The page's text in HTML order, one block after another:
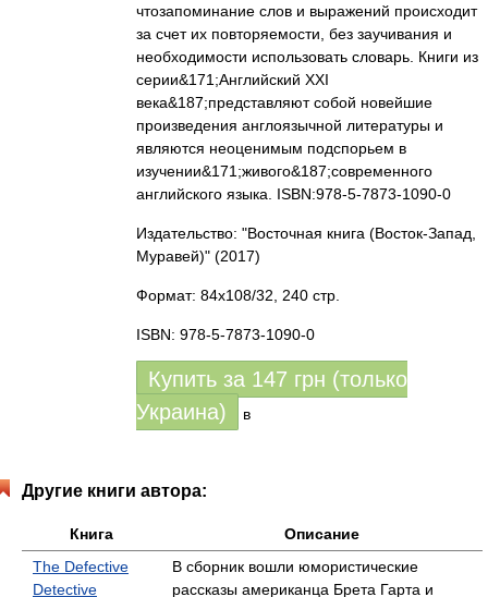
чтозапоминание слов и выражений происходит
за счет их повторяемости, без заучивания и
необходимости использовать словарь. Книги из
серии&171;Английский XXI
века&187;представляют собой новейшие
произведения англоязычной литературы и
являются неоценимым подспорьем в
изучении&171;живого&187;современного
английского языка. ISBN:978-5-7873-1090-0
Издательство: "Восточная книга (Восток-Запад,
Муравей)" (2017)
Формат: 84x108/32, 240 стр.
ISBN: 978-5-7873-1090-0
Купить за 147 грн (только
Украина)
в
Другие книги автора:
Книга
Описание
The Defective
Detective
В сборник вошли юмористические
рассказы американца Брета Гарта и